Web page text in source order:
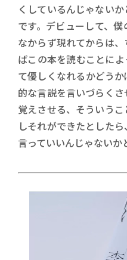
くしているんじゃない
です。デビューして、
なからず現れてからは
ばこの本を読むことに
て優しくなれるかどう
的な言説を言いづらく
覚えさせる、そういう
しそれができたとした
言っていいんじゃないか